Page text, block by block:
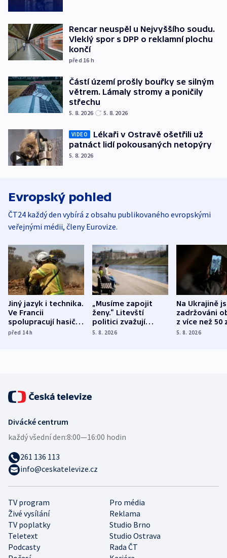
Rencar neuspěl u Nejvyššího soudu.
Vleklý spor s DPP o reklamní plochu
končí
před 16 h
Částí území prošly bouřky se silným
větrem. Lámaly stromy a poničily
střechu
5. 8. 2026 5. 8. 2026
VIDEO
Lékaři v Ostravě ošetřili už
patnáct lidí pokousaných netopýry
5. 8. 2026
Evropský pohled
ČT24 každý den vybírá z obsahu publikovaného evropskými
veřejnými médii, členy Eurovize.
Jiný jazyk i technika.
Ve Francii
spolupracují hasiči z
různých zemí
před 14h
„Musíme zapojit
ženy.“ Litevští
politici zvažují
dohodu o
5. 8. 2026
Na Ukrajině
zadržováni
z více než 50
Bojovali na
5. 8. 2026
TV program
Pro média
Živé vysílání
Reklama
TV poplatky
Studio Brno
Teletext
Studio Ostrava
Podcasty
Rada ČT
Divácké centrum
každý všední den:8:00—16:00 hodin
261 136 113
info@ceskatelevize.cz